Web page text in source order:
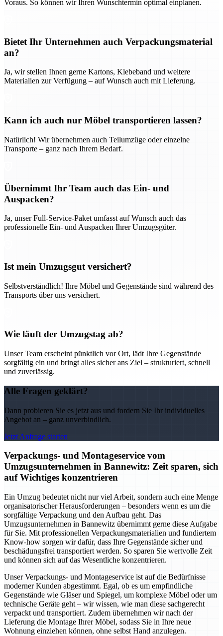
Voraus. So können wir Ihren Wunschtermin optimal einplanen.
Bietet Ihr Unternehmen auch Verpackungsmaterial
an?
Ja, wir stellen Ihnen gerne Kartons, Klebeband und weitere
Materialien zur Verfügung – auf Wunsch auch mit Lieferung.
Kann ich auch nur Möbel transportieren lassen?
Natürlich! Wir übernehmen auch Teilumzüge oder einzelne
Transporte – ganz nach Ihrem Bedarf.
Übernimmt Ihr Team auch das Ein- und
Auspacken?
Ja, unser Full-Service-Paket umfasst auf Wunsch auch das
professionelle Ein- und Auspacken Ihrer Umzugsgüter.
Ist mein Umzugsgut versichert?
Selbstverständlich! Ihre Möbel und Gegenstände sind während des
Transports über uns versichert.
Wie läuft der Umzugstag ab?
Unser Team erscheint pünktlich vor Ort, lädt Ihre Gegenstände
sorgfältig ein und bringt alles sicher ans Ziel – strukturiert, schnell
und zuverlässig.
Alle Fragen geklärt?
Dann probieren Sie es jetzt aus und fordern Sie Ihr individuelles
Angebot an – ganz unverbindlich.
Jetzt Anfrage starten
Verpackungs- und Montageservice vom
Umzugsunternehmen in Bannewitz: Zeit sparen, sich
auf Wichtiges konzentrieren
Ein Umzug bedeutet nicht nur viel Arbeit, sondern auch eine Menge
organisatorischer Herausforderungen – besonders wenn es um die
sorgfältige Verpackung und den Aufbau geht. Das
Umzugsunternehmen in Bannewitz übernimmt gerne diese Aufgabe
für Sie. Mit professionellen Verpackungsmaterialien und fundiertem
Know-how sorgen wir dafür, dass Ihre Gegenstände sicher und
beschädungsfrei transportiert werden. So sparen Sie wertvolle Zeit
und können sich auf das Wesentliche konzentrieren.
Unser Verpackungs- und Montageservice ist auf die Bedürfnisse
moderner Kunden abgestimmt. Egal, ob es um empfindliche
Gegenstände wie Gläser und Spiegel, um komplexe Möbel oder um
technische Geräte geht – wir wissen, wie man diese sachgerecht
verpackt und transportiert. Zudem übernehmen wir nach der
Lieferung die Montage Ihrer Möbel, sodass Sie in Ihre neue
Wohnung einziehen können, ohne selbst Hand anzulegen.